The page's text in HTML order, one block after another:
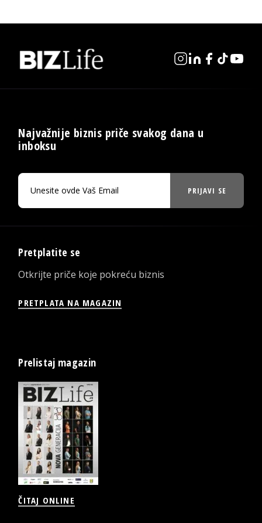
Najvažnije biznis priče svakog dana u
inboksu
PRIJAVI SE
Pretplatite se
Otkrijte priče koje pokreću biznis
PRETPLATA NA MAGAZIN
Prelistaj magazin
ČITAJ ONLINE